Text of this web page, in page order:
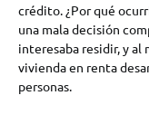
crédito. ¿Por qué
una mala decisión
interesaba residir, y al
vivienda en renta
personas.